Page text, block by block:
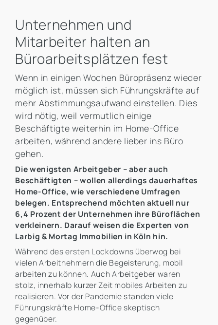
Unternehmen und
Mitarbeiter halten an
Büroarbeitsplätzen fest
Wenn in einigen Wochen Büropräsenz wieder
möglich ist, müssen sich Führungskräfte auf
mehr Abstimmungsaufwand einstellen. Dies
wird nötig, weil vermutlich einige
Beschäftigte weiterhin im Home-Office
arbeiten, während andere lieber ins Büro
gehen.
Die wenigsten Arbeitgeber – aber auch
Beschäftigten – wollen allerdings dauerhaftes
Home-Office, wie verschiedene Umfragen
belegen. Entsprechend möchten aktuell nur
6,4 Prozent der Unternehmen ihre Büroflächen
verkleinern. Darauf weisen die Experten von
Larbig & Mortag Immobilien in Köln hin.
Während des ersten Lockdowns überwog bei
vielen Arbeitnehmern die Begeisterung, mobil
arbeiten zu können. Auch Arbeitgeber waren
stolz, innerhalb kurzer Zeit mobiles Arbeiten zu
realisieren. Vor der Pandemie standen viele
Führungskräfte Home-Office skeptisch
gegenüber.